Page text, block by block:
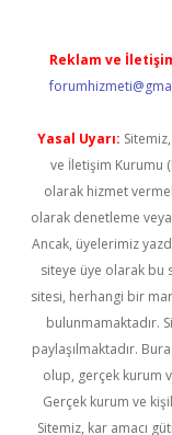
Reklam ve
Yasal Uyarı:
ve İletişim Kurumu
olarak hizmet
olarak denetleme
Ancak, üyelerimiz
siteye üye olarak bu
sitesi, herhangi bir
bulunmamaktadır.
paylaşılmaktadır.
olup, gerçek kurum
Gerçek kurum ve
Sitemiz, kar amacı